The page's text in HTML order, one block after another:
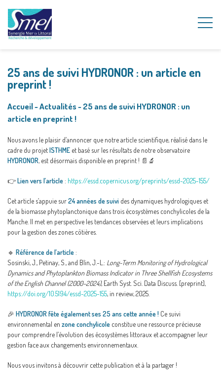
25 ans de suivi HYDRONOR : un article en
preprint !
Accueil~Actualités~25 ans de suivi HYDRONOR : un
article en preprint !
Nous avons le plaisir d’annoncer que notre article scientifique, réalisé dans le
cadre du projetISTHME et basé sur les résultats de notre observatoire
HYDRONOR, est désormais disponible en preprint ! 📄🔬
👉Lien vers l’article : https://essd.copernicus.org/preprints/essd-2025-155/
Cet article s’appuie sur24 années de suivi des dynamiques hydrologiques et
de la biomasse phytoplanctonique dans trois écosystèmes conchylicoles de la
Manche. Il met en perspective les tendances observées et leurs implications
pour la gestion des zones côtières.
🔹 Référence de l’article :
Sosinski, J., Petinay, S., and Blin, J.-L.: Long-Term Monitoring of Hydrological
Dynamics and Phytoplankton Biomass Indicator in Three Shellfish Ecosystems
of the English Channel (2000–2024), Earth Syst. Sci. Data Discuss. [preprint],
https://doi.org/10.5194/essd-2025-155, in review, 2025.
🎉 HYDRONOR fête également ses 25 ans cette année ! Ce suivi
environnemental en zone conchylicole constitue une ressource précieuse
pour comprendre l’évolution des écosystèmes littoraux et accompagner leur
gestion face aux changements environnementaux.
Nous vous invitons à découvrir cette publication et à la partager !